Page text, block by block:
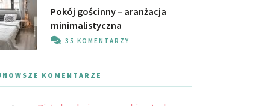
Pokój gościnny – aranżacja
minimalistyczna
35 KOMENTARZY
KOMENTARZE